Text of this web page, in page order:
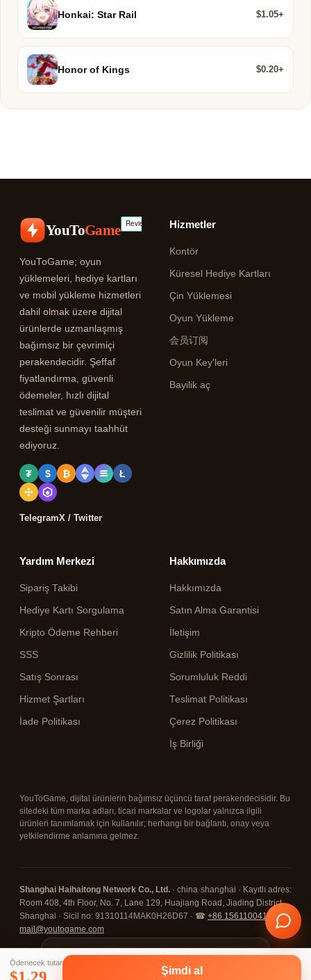
Ödenecek tutar
Şimdi al
Honkai: Star Rail $1.05+
Honor of Kings $0.20+
YouToGame
YouToGame; oyun
yüklemeleri, hediye kartları
ve mobil yükleme hizmetleri
dahil olmak üzere dijital
ürünlerde uzmanlaşmış
bağımsız bir çevrimiçi
perakendecidir. Şeffaf
fiyatlandırma, güvenli
ödemeler, hızlı dijital
teslimat ve güvenilir müşteri
desteği sunmayı taahhüt
ediyoruz.
₮ $ ₿ Ł
TelegramX / Twitter
Hizmetler
Kontör
Küresel Hediye Kartları
Çin Yüklemesi
Oyun Yükleme
会员订阅
Oyun Key'leri
Bayilik aç
Yardım Merkezi
Sipariş Takibi
Hediye Kartı Sorgulama
Kripto Ödeme Rehberi
SSS
Satış Sonrası
Hizmet Şartları
İade Politikası
Hakkımızda
Hakkımızda
Satın Alma Garantisi
İletişim
Gizlilik Politikası
Sorumluluk Reddi
Teslimat Politikası
Çerez Politikası
İş Birliği
YouToGame, dijital ürünlerin bağımsız üçüncü taraf perakendecisidir. Bu
sitedeki tüm marka adları, ticari markalar ve logolar yalnızca ilgili
ürünleri tanımlamak için kullanılır; herhangi bir bağlantı, onay veya
yetkilendirme anlamına gelmez.
Shanghai Haihaitong Network Co., Ltd. · china·shanghai · Kayıtlı adres:
Room 408, 4th Floor, No. 7, Lane 129, Huajiang Road, Jiading District,
Shanghai · Sicil no: 91310114MAK0H26D67 · ☎ +86 15611004108 · ✉
mail@youtogame.com
© 2026 YouToGame ·
🔒 SSL Korumalı
✓ 7/24 Destek
⋮ menüsüne (sağ üst) dokunun,
ardından "Uygulamayı yükle / Ana
✕